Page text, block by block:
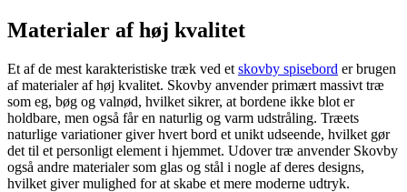
Materialer af høj kvalitet
Et af de mest karakteristiske træk ved et skovby spisebord er brugen
af materialer af høj kvalitet. Skovby anvender primært massivt træ
som eg, bøg og valnød, hvilket sikrer, at bordene ikke blot er
holdbare, men også får en naturlig og varm udstråling. Træets
naturlige variationer giver hvert bord et unikt udseende, hvilket gør
det til et personligt element i hjemmet. Udover træ anvender Skovby
også andre materialer som glas og stål i nogle af deres designs,
hvilket giver mulighed for at skabe et mere moderne udtryk.